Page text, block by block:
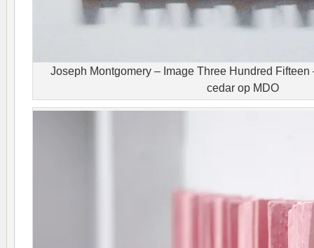
Joseph Montgomery – Image Three Hundred
cedar op MDO